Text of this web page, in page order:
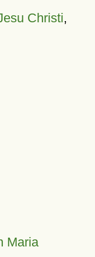
Christi,
Maria